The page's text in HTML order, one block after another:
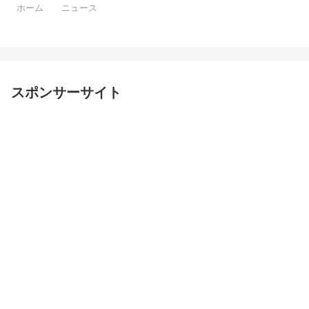
ホーム ニュース
スポンサーサイト